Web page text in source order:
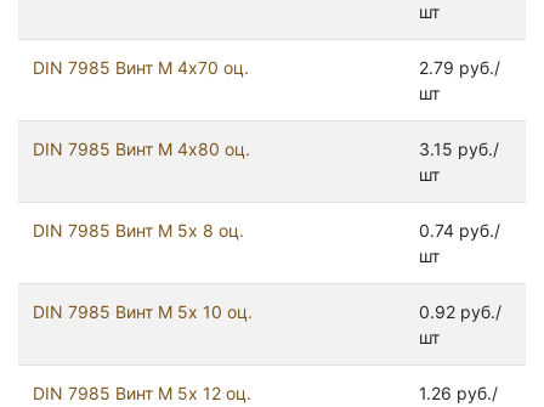
шт
DIN 7985 Винт М 4х70 оц.
2.79 руб./
шт
DIN 7985 Винт М 4х80 оц.
3.15 руб./
шт
DIN 7985 Винт М 5х 8 оц.
0.74 руб./
шт
DIN 7985 Винт М 5х 10 оц.
0.92 руб./
шт
DIN 7985 Винт М 5х 12 оц.
1.26 руб./